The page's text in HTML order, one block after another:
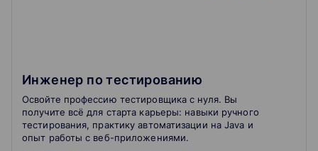
Инженер по тестированию
Освойте профессию тестировщика с нуля. Вы
получите всё для старта карьеры: навыки ручного
тестирования, практику автоматизации на Java и
опыт работы с веб-приложениями.